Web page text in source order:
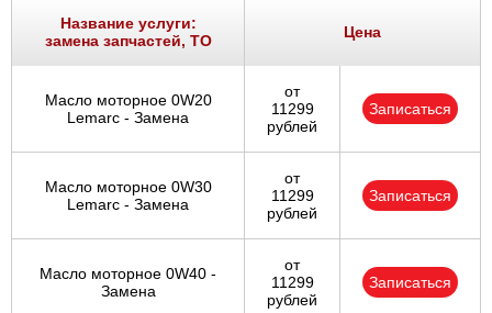
Название услуги:
замена запчастей, ТО
Цена
Масло моторное 0W20
Lemarc - Замена
от
11299
рублей
Записаться
Масло моторное 0W30
Lemarc - Замена
от
11299
рублей
Записаться
Масло моторное 0W40 -
Замена
от
11299
рублей
Записаться